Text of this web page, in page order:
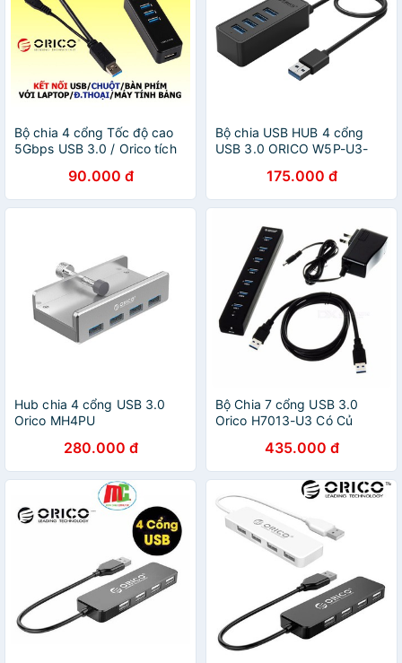
Bộ chia 4 cổng Tốc độ cao
5Gbps USB 3.0 / Orico tích
90.000 đ
Bộ chia USB HUB 4 cổng
USB 3.0 ORICO W5P-U3-
175.000 đ
Hub chia 4 cổng USB 3.0
Orico MH4PU
280.000 đ
Bộ Chia 7 cổng USB 3.0
Orico H7013-U3 Có Củ
7 Port - Bảo Hành 12 Tháng
Đổi Mới
435.000 đ